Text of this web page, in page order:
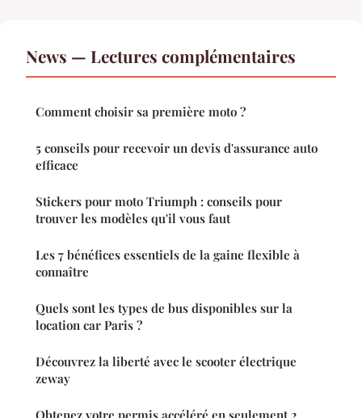
News — Lectures complémentaires
Comment choisir sa première moto ?
5 conseils pour recevoir un devis d'assurance auto
efficace
Stickers pour moto Triumph : conseils pour
trouver les modèles qu'il vous faut
Les 7 bénéfices essentiels de la gaine flexible à
connaître
Quels sont les types de bus disponibles sur la
location car Paris ?
Découvrez la liberté avec le scooter électrique
zeway
Obtenez votre permis accéléré en seulement 2